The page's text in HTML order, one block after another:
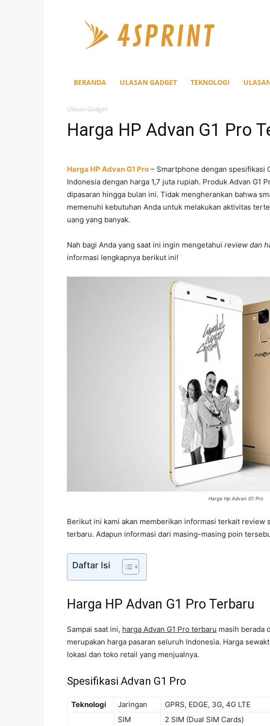
BERANDA ULASAN GADGET TEKNOLOGI
Ulasan Gadget
Harga HP Advan G1 Pro
Harga HP Advan G1 Pro – Smartphone dengan spesifikasi
Indonesia dengan harga 1,7 juta rupiah. Produk Advan G1
dipasaran hingga bulan ini. Tidak mengherankan bahwa
memenuhi kebutuhan Anda untuk melakukan aktivitas
uang yang banyak.
Nah bagi Anda yang saat ini ingin mengetahui review dan
informasi lengkapnya berikut ini!
Harga Hp Advan G1 Pro
Berikut ini kami akan memberikan informasi terkait review
terbaru. Adapun informasi dari masing-masing poin
Daftar Isi
Harga HP Advan G1 Pro Terbaru
Sampai saat ini, harga Advan G1 Pro terbaru masih berada
merupakan harga pasaran seluruh Indonesia. Harga
lokasi dan toko retail yang menjualnya.
Spesifikasi Advan G1 Pro
Teknologi Jaringan
GPRS, EDGE, 3G, 4G LTE
SIM
2 SIM (Dual SIM Cards)